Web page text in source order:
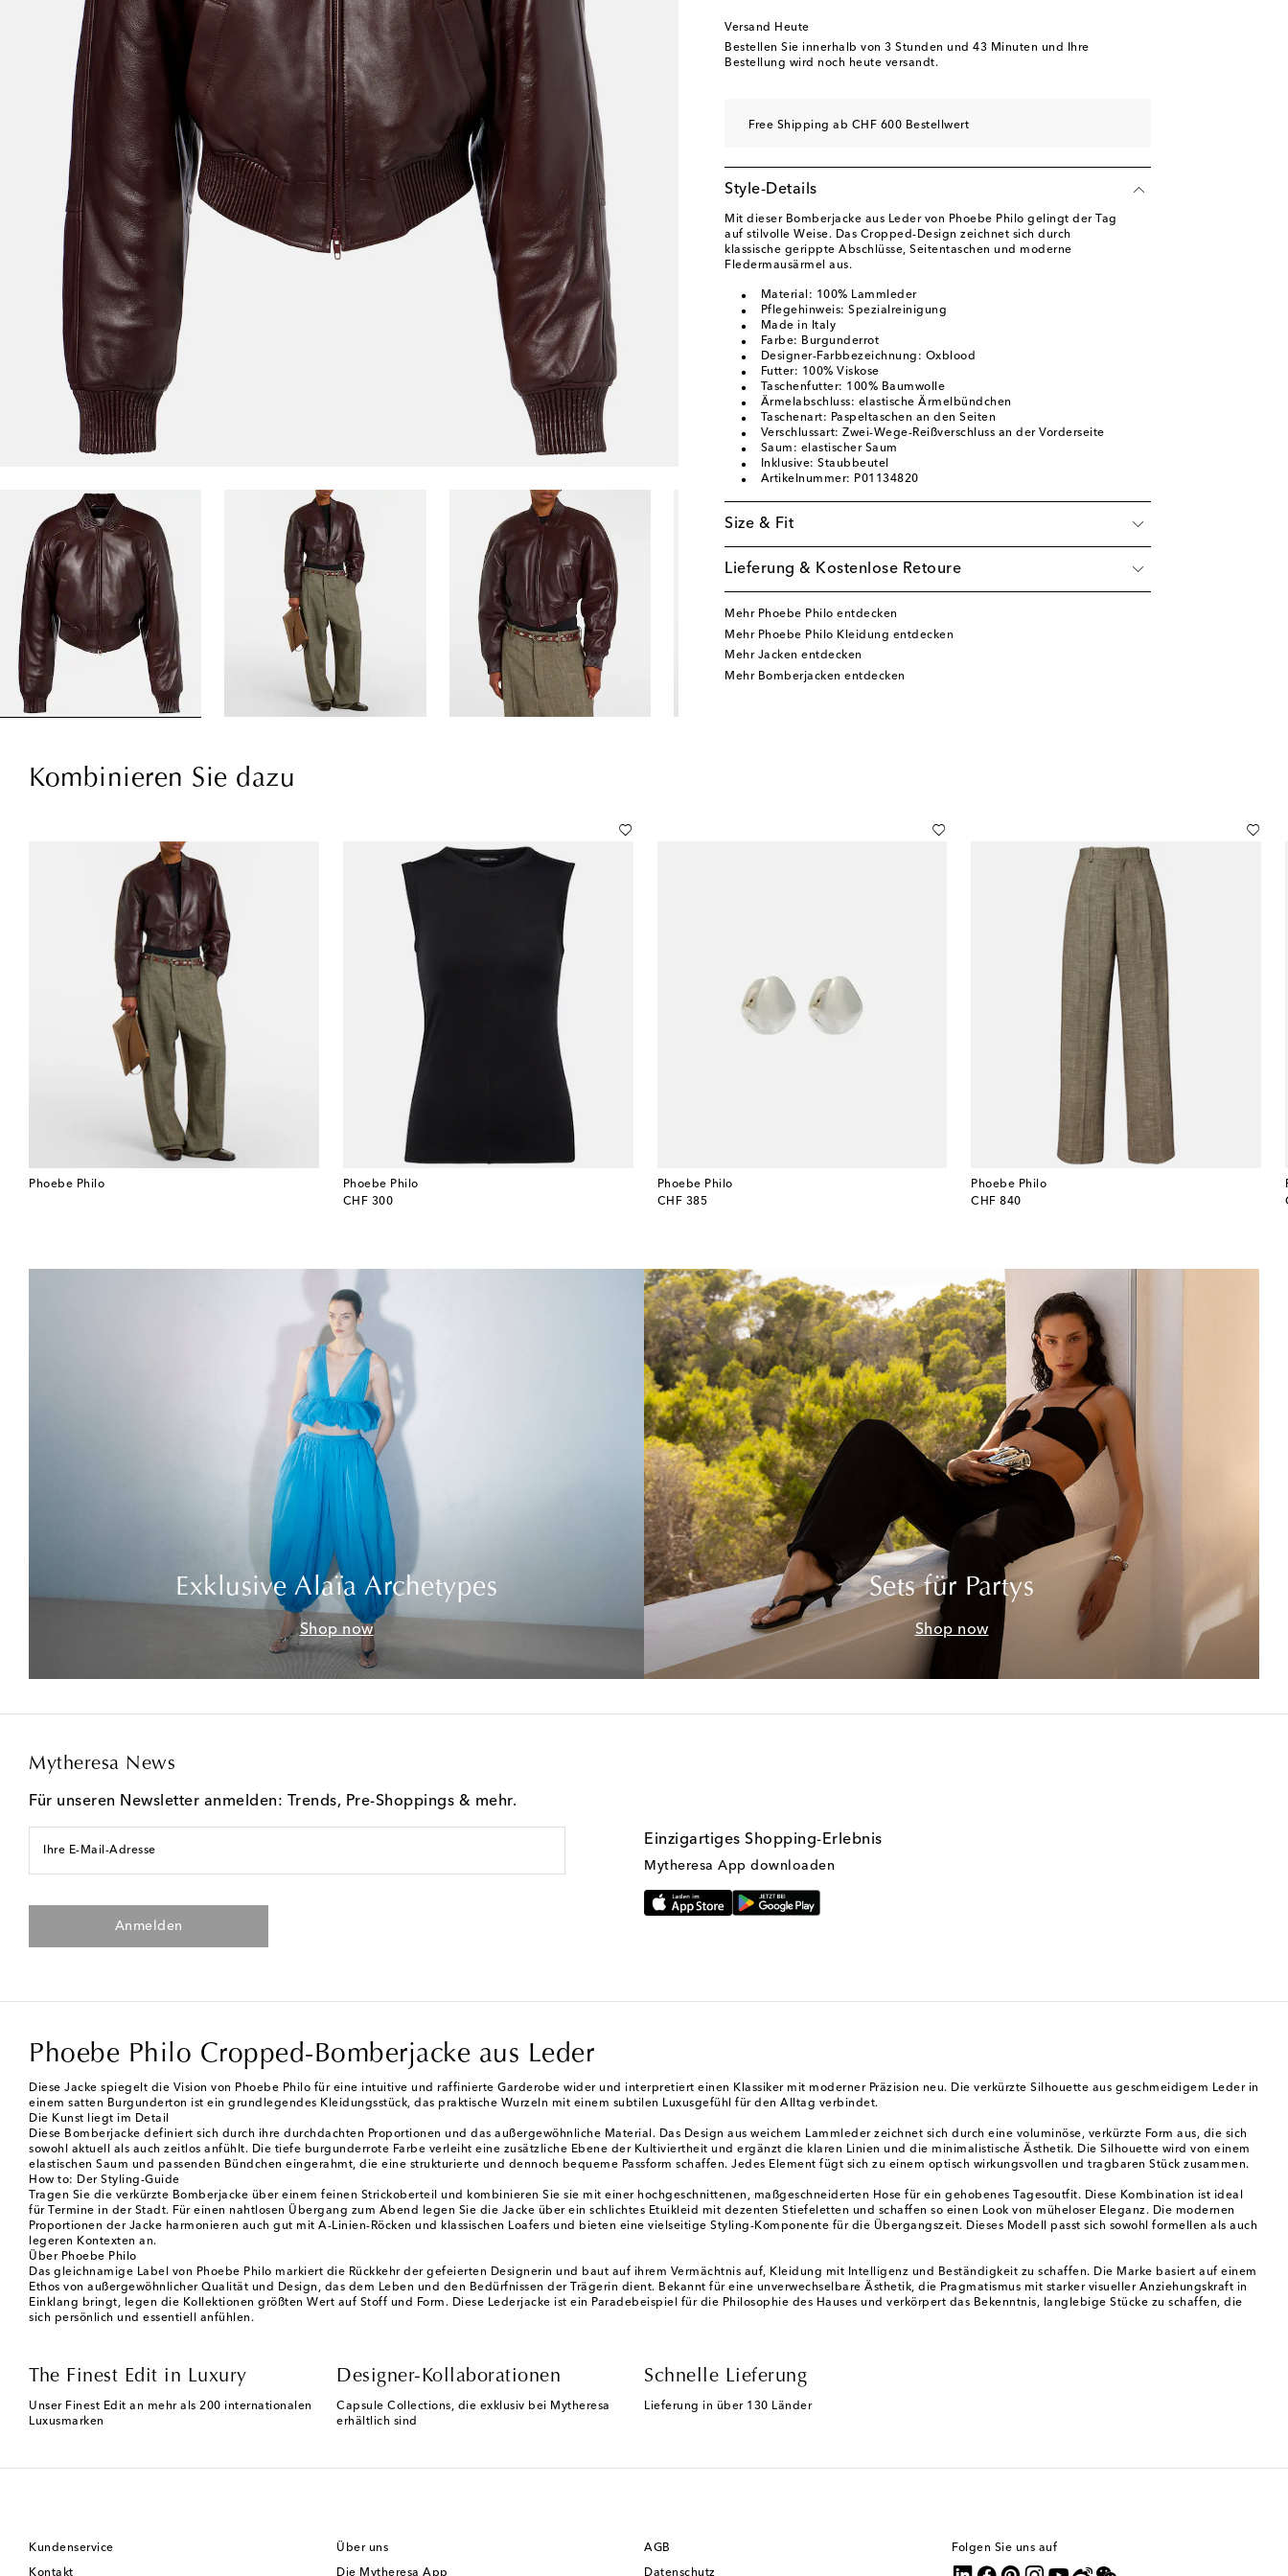
Versand Heute
Bestellen Sie innerhalb von 3 Stunden und 43 Minuten und Ihre
Bestellung wird noch heute versandt.
Free Shipping ab CHF 600 Bestellwert
Style-Details
Mit dieser Bomberjacke aus Leder von Phoebe Philo gelingt der Tag
auf stilvolle Weise. Das Cropped-Design zeichnet sich durch
klassische gerippte Abschlüsse, Seitentaschen und moderne
Fledermausärmel aus.
Material: 100% Lammleder
Pflegehinweis: Spezialreinigung
Made in Italy
Farbe: Burgunderrot
Designer-Farbbezeichnung: Oxblood
Futter: 100% Viskose
Taschenfutter: 100% Baumwolle
Ärmelabschluss: elastische Ärmelbündchen
Taschenart: Paspeltaschen an den Seiten
Verschlussart: Zwei-Wege-Reißverschluss an der Vorderseite
Saum: elastischer Saum
Inklusive: Staubbeutel
Artikelnummer: P01134820
Size & Fit
Lieferung & Kostenlose Retoure
Mehr Phoebe Philo entdecken
Mehr Phoebe Philo Kleidung entdecken
Mehr Jacken entdecken
Mehr Bomberjacken entdecken
Kombinieren Sie dazu
Phoebe Philo
Phoebe Philo
CHF 300
original price
Phoebe Philo
CHF 385
original price
Phoebe Philo
CHF 840
original price
Exklusive Alaïa Archetypes
Shop now
Sets für Partys
Shop now
Mytheresa News
Für unseren Newsletter anmelden: Trends, Pre-Shoppings & mehr.
Ihre E-Mail-Adresse
Anmelden
Einzigartiges Shopping-Erlebnis
Mytheresa App downloaden
Phoebe Philo Cropped-Bomberjacke aus Leder
Diese Jacke spiegelt die Vision von Phoebe Philo für eine intuitive und raffinierte Garderobe wider und interpretiert einen Klassiker mit moderner Präzision neu. Die verkürzte Silhouette aus geschmeidigem Leder in
einem satten Burgunderton ist ein grundlegendes Kleidungsstück, das praktische Wurzeln mit einem subtilen Luxusgefühl für den Alltag verbindet.
Die Kunst liegt im Detail
Diese Bomberjacke definiert sich durch ihre durchdachten Proportionen und das außergewöhnliche Material. Das Design aus weichem Lammleder zeichnet sich durch eine voluminöse, verkürzte Form aus, die sich
sowohl aktuell als auch zeitlos anfühlt. Die tiefe burgunderrote Farbe verleiht eine zusätzliche Ebene der Kultiviertheit und ergänzt die klaren Linien und die minimalistische Ästhetik. Die Silhouette wird von einem
elastischen Saum und passenden Bündchen eingerahmt, die eine strukturierte und dennoch bequeme Passform schaffen. Jedes Element fügt sich zu einem optisch wirkungsvollen und tragbaren Stück zusammen.
How to: Der Styling-Guide
Tragen Sie die verkürzte Bomberjacke über einem feinen Strickoberteil und kombinieren Sie sie mit einer hochgeschnittenen, maßgeschneiderten Hose für ein gehobenes Tagesoutfit. Diese Kombination ist ideal
für Termine in der Stadt. Für einen nahtlosen Übergang zum Abend legen Sie die Jacke über ein schlichtes Etuikleid mit dezenten Stiefeletten und schaffen so einen Look von müheloser Eleganz. Die modernen
Proportionen der Jacke harmonieren auch gut mit A-Linien-Röcken und klassischen Loafers und bieten eine vielseitige Styling-Komponente für die Übergangszeit. Dieses Modell passt sich sowohl formellen als auch
legeren Kontexten an.
Über Phoebe Philo
Das gleichnamige Label von Phoebe Philo markiert die Rückkehr der gefeierten Designerin und baut auf ihrem Vermächtnis auf, Kleidung mit Intelligenz und Beständigkeit zu schaffen. Die Marke basiert auf einem
Ethos von außergewöhnlicher Qualität und Design, das dem Leben und den Bedürfnissen der Trägerin dient. Bekannt für eine unverwechselbare Ästhetik, die Pragmatismus mit starker visueller Anziehungskraft in
Einklang bringt, legen die Kollektionen größten Wert auf Stoff und Form. Diese Lederjacke ist ein Paradebeispiel für die Philosophie des Hauses und verkörpert das Bekenntnis, langlebige Stücke zu schaffen, die
sich persönlich und essentiell anfühlen.
The Finest Edit in Luxury
Unser Finest Edit an mehr als 200 internationalen
Luxusmarken
Designer-Kollaborationen
Capsule Collections, die exklusiv bei Mytheresa
erhältlich sind
Schnelle Lieferung
Lieferung in über 130 Länder
Kundenservice
Kontakt
Über uns
Die Mytheresa App
AGB
Datenschutz
Folgen Sie uns auf